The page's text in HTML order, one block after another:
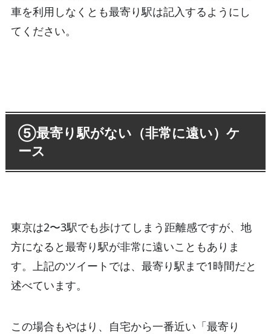
車を利用しなくとも最寄り駅は記入するようにし
てください。
⑤最寄り駅がない（非常に遠い）ケ
ース
東京は2〜3駅でも歩けてしまう距離感ですが、地
方になると最寄り駅が非常に遠いこともありま
す。上記のツイートでは、最寄り駅まで1時間だと
述べています。
この場合もやはり、自宅から一番近い「最寄り